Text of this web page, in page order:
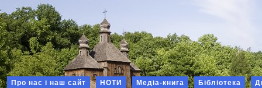
Про нас і наш сайт НОТИ Медіа-книга Бібліотека